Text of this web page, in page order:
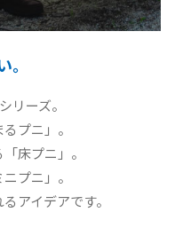
リーズ。
プニ」。
床プニ」。
プニ」。
アイデアです。